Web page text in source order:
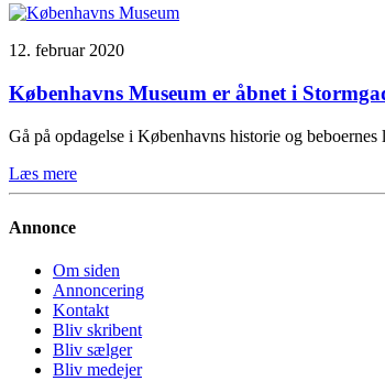
12. februar 2020
Københavns Museum er åbnet i
Gå på opdagelse i Københavns historie og
Læs mere
Annonce
Om siden
Annoncering
Kontakt
Bliv skribent
Bliv sælger
Bliv medejer